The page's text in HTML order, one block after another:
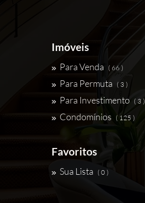
Imóveis
Para Venda ( 66 )
Para Permuta ( 3 )
Para Investimento ( 3 )
Condomínios ( 125 )
Favoritos
Sua Lista ( 0 )